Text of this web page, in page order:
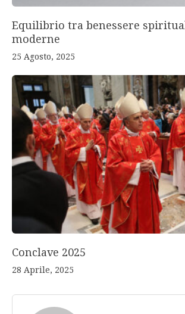
Equilibrio tra benessere
moderne
25 Agosto, 2025
Conclave 2025
28 Aprile, 2025